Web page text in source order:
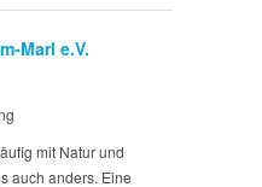
Marl e.V.
mit Natur und
auch anders. Eine